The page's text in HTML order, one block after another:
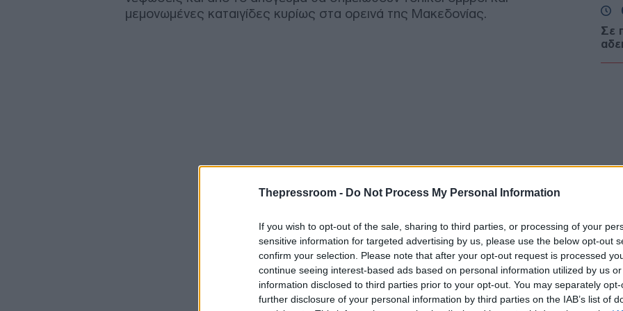
Thepressroom - Do Not Process My Personal Information
If you wish to opt-out of the sale, sharing to third parties, or processing of your
sensitive information for targeted advertising by us, please use the below opt-out
confirm your selection. Please note that after your opt-out request is processed
continue seeing interest-based ads based on personal information utilized by us
information disclosed to third parties prior to your opt-out. You may separately
further disclosure of your personal information by third parties on the IAB’s list of
μεμονωμένες καταιγίδες κυρίως στα ορεινά της Μακεδονίας.
Σε